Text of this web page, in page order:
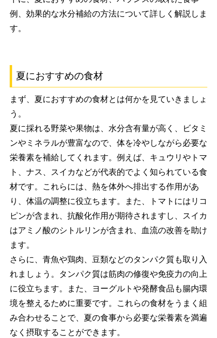
例、効果的な水分補給の方法について詳しく解説しま
す。
夏におすすめの食材
まず、夏におすすめの食材とは何かを見ていきましょ
う。
夏に採れる野菜や果物は、水分含有量が高く、ビタミ
ンやミネラルが豊富なので、体を冷やしながら必要な
栄養素を補給してくれます。例えば、キュウリやトマ
ト、ナス、スイカなどが代表的でよく知られている食
材です。これらには、熱を体外へ排出する作用があ
り、体温の調整に役立ちます。また、トマトにはリコ
ピンが含まれ、抗酸化作用が期待されますし、スイカ
はアミノ酸のシトルリンが含まれ、血流の改善を助け
ます。
さらに、青魚や鶏肉、豆類などのタンパク質も取り入
れましょう。タンパク質は筋肉の修復や免疫力の向上
に役立ちます。また、ヨーグルトや発酵食品も腸内環
境を整えるために重要です。これらの食材をうまく組
み合わせることで、夏の食事から必要な栄養素を満遍
なく摂取することができます。